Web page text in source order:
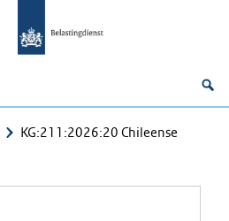
KG:211:2026:20 Chileense